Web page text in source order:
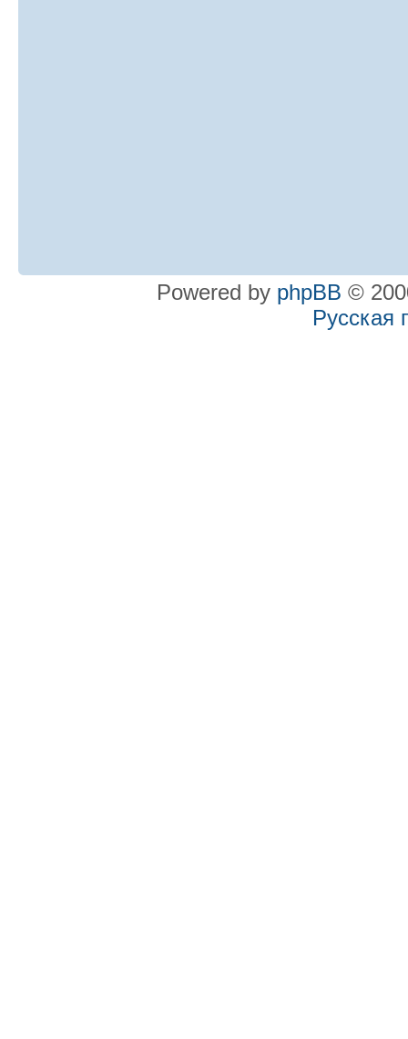
Powered by phpBB ©
Русская